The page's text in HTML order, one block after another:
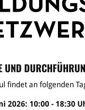
UND
findet an folgenden
2026: 10:00 - 18:30